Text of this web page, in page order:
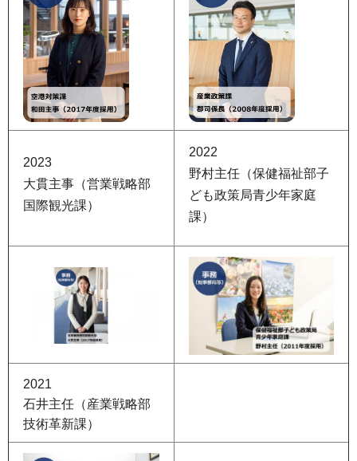
2023
大貫主事（営業戦略部
国際観光課）
2022
野村主任（保健福祉部子
ども政策局青少年家庭
課）
2021
石井主任（産業戦略部
技術革新課）